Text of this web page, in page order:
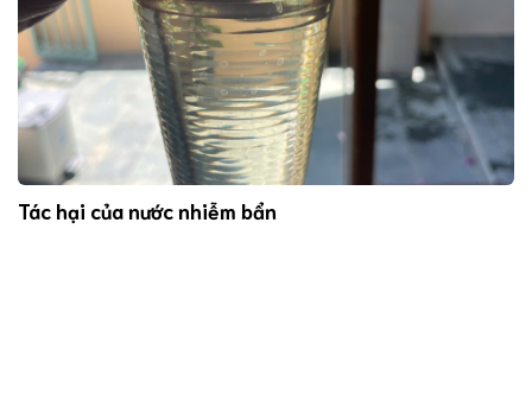
Tác hại của nước nhiễm bẩn